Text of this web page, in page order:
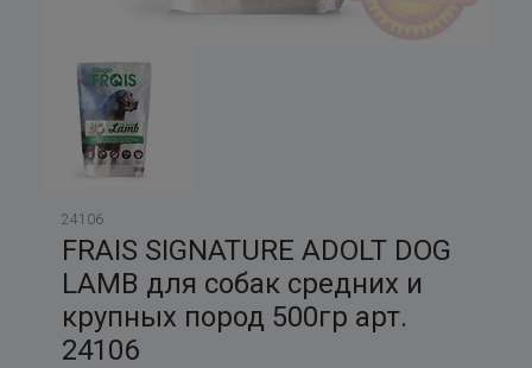
24106
FRAIS SIGNATURE ADOLT DOG
LAMB для собак средних и
крупных пород 500гр арт.
24106